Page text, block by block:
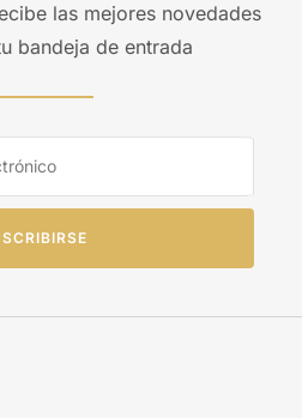
las mejores novedades
bandeja de entrada